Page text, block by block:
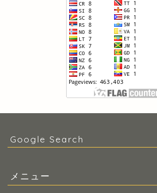
Google Search
メニュー